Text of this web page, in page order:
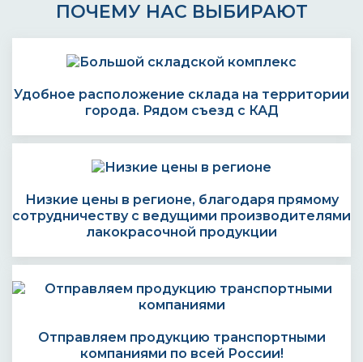
ПОЧЕМУ НАС ВЫБИРАЮТ
Удобное расположение склада на территории
города. Рядом съезд с КАД
Низкие цены в регионе, благодаря прямому
сотрудничеству с ведущими производителями
лакокрасочной продукции
Отправляем продукцию транспортными
компаниями по всей России!